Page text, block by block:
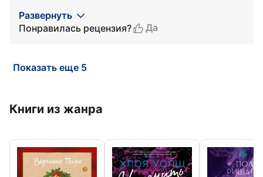
Развернуть
Понравилась рецензия?
Да
Показать еще 5
Книги из жанра